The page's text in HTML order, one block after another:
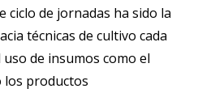
ciclo de jornadas ha sido la
técnicas de cultivo cada
de insumos como el
los productos